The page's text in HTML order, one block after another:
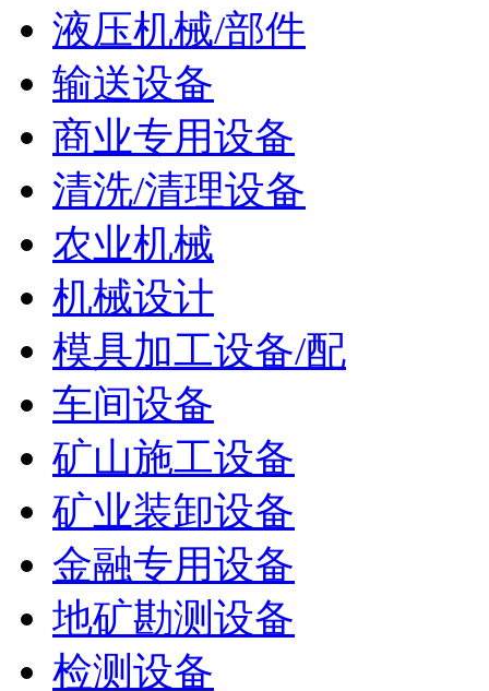
液压机械/部件
输送设备
商业专用设备
清洗/清理设备
农业机械
机械设计
模具加工设备/配
车间设备
矿山施工设备
矿业装卸设备
金融专用设备
地矿勘测设备
检测设备